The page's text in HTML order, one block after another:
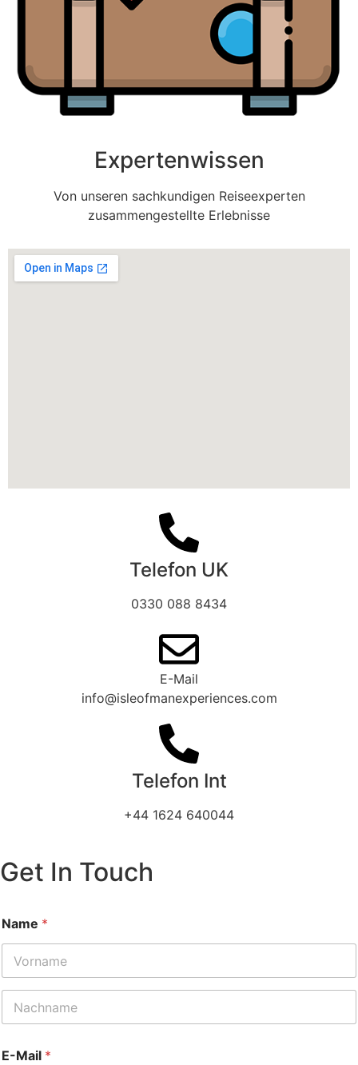
Expertenwissen
Von unseren sachkundigen Reiseexperten
zusammengestellte Erlebnisse
Telefon UK
0330 088 8434
E-Mail
info@isleofmanexperiences.com
Telefon Int
+44 1624 640044
Get In Touch
*
E
q
u
Name *
E-Mail *